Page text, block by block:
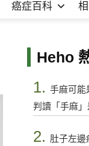
癌症百科
Heho
1. 手麻可能
判讀「手麻
2. 肚子左邊